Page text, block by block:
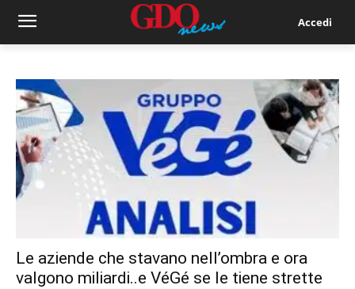
Accedi
Le aziende che stavano nell’ombra e ora
valgono miliardi..e VéGé se le tiene strette